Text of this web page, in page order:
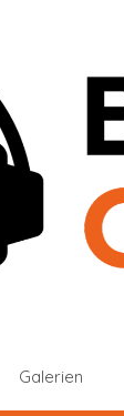
Galerien